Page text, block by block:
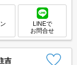
手数料家賃の55%。
あり）。
LINEで
お問合せ
吉